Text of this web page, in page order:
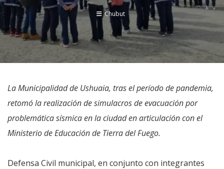
Chubut
La Municipalidad de Ushuaia, tras el período de pandemia,
retomó la realización de simulacros de evacuación por
problemática sísmica en la ciudad en articulación con el
Ministerio de Educación de Tierra del Fuego.
Defensa Civil municipal, en conjunto con integrantes